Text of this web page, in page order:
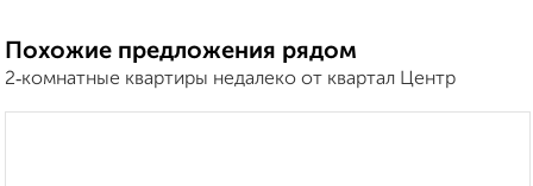
Похожие предложения рядом
2‑комнатные квартиры недалеко от квартал Центр